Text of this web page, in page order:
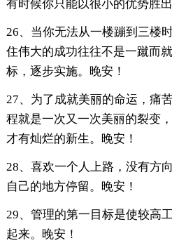
有时候你只能以很小的优势胜
26、当你无法从一楼蹦到三楼
住伟大的成功往往不是一蹴而
标，逐步实施。晚安！
27、为了成就美丽的命运，痛
程就是一次又一次美丽的裂变
才有灿烂的新生。晚安！
28、喜欢一个人上路，没有方
自己的地方停留。晚安！
29、管理的第一目标是使较高
起来。晚安！